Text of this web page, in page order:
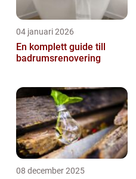
04 januari 2026
En komplett guide till
badrumsrenovering
08 december 2025